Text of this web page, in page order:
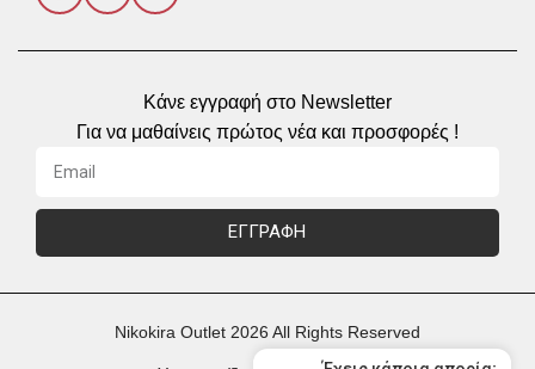
Κάνε εγγραφή στο Newsletter
Για να μαθαίνεις πρώτος νέα και προσφορές !
ΕΓΓΡΑΦΗ
Nikokira Outlet 2026 All Rights Reserved